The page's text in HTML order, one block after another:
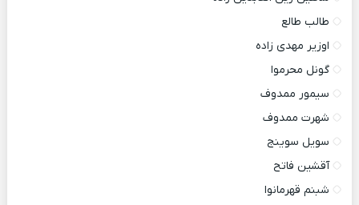
طالب طالع
اوزیر مهدی زاده
گونل محرموا
سیمور ممدوف
شهرت ممدوف
سویل سوینج
آقشین فاتح
شبنم قهرمانوا